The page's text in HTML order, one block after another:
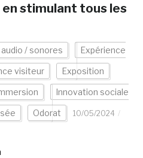
stimulant tous les
/ sonores Expérience
visiteur Exposition
Innovation sociale
Odorat
10/05/2024